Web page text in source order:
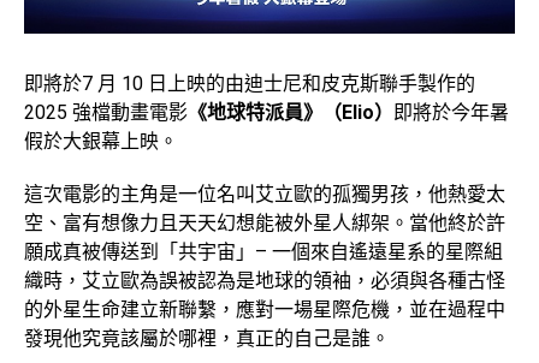
即將於7 月 10 日上映的由迪士尼和皮克斯聯手製作的
2025 強檔動畫電影 《地球特派員》（Elio） 即將於今年暑
假於大銀幕上映。
這次電影的主角是一位名叫艾立歐的孤獨男孩，他熱愛太
空、富有想像力且天天幻想能被外星人綁架。當他終於許
願成真被傳送到「共宇宙」– 一個來自遙遠星系的星際組
織時，艾立歐為誤被認為是地球的領袖，必須與各種古怪
的外星生命建立新聯繫，應對一場星際危機，並在過程中
發現他究竟該屬於哪裡，真正的自己是誰。